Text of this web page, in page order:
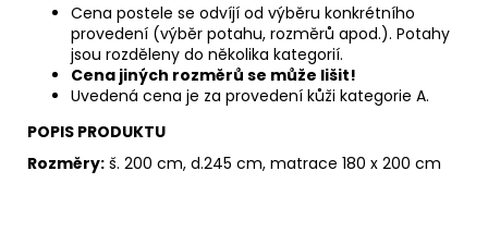
Cena postele se odvíjí od výběru konkrétního
provedení (výběr potahu, rozměrů apod.). Potahy
jsou rozděleny do několika kategorií.
Cena jiných rozměrů se může lišit!
Uvedená cena je za provedení kůži kategorie A.
POPIS PRODUKTU
Rozměry: š. 200 cm, d.245 cm, matrace 180 x 200 cm